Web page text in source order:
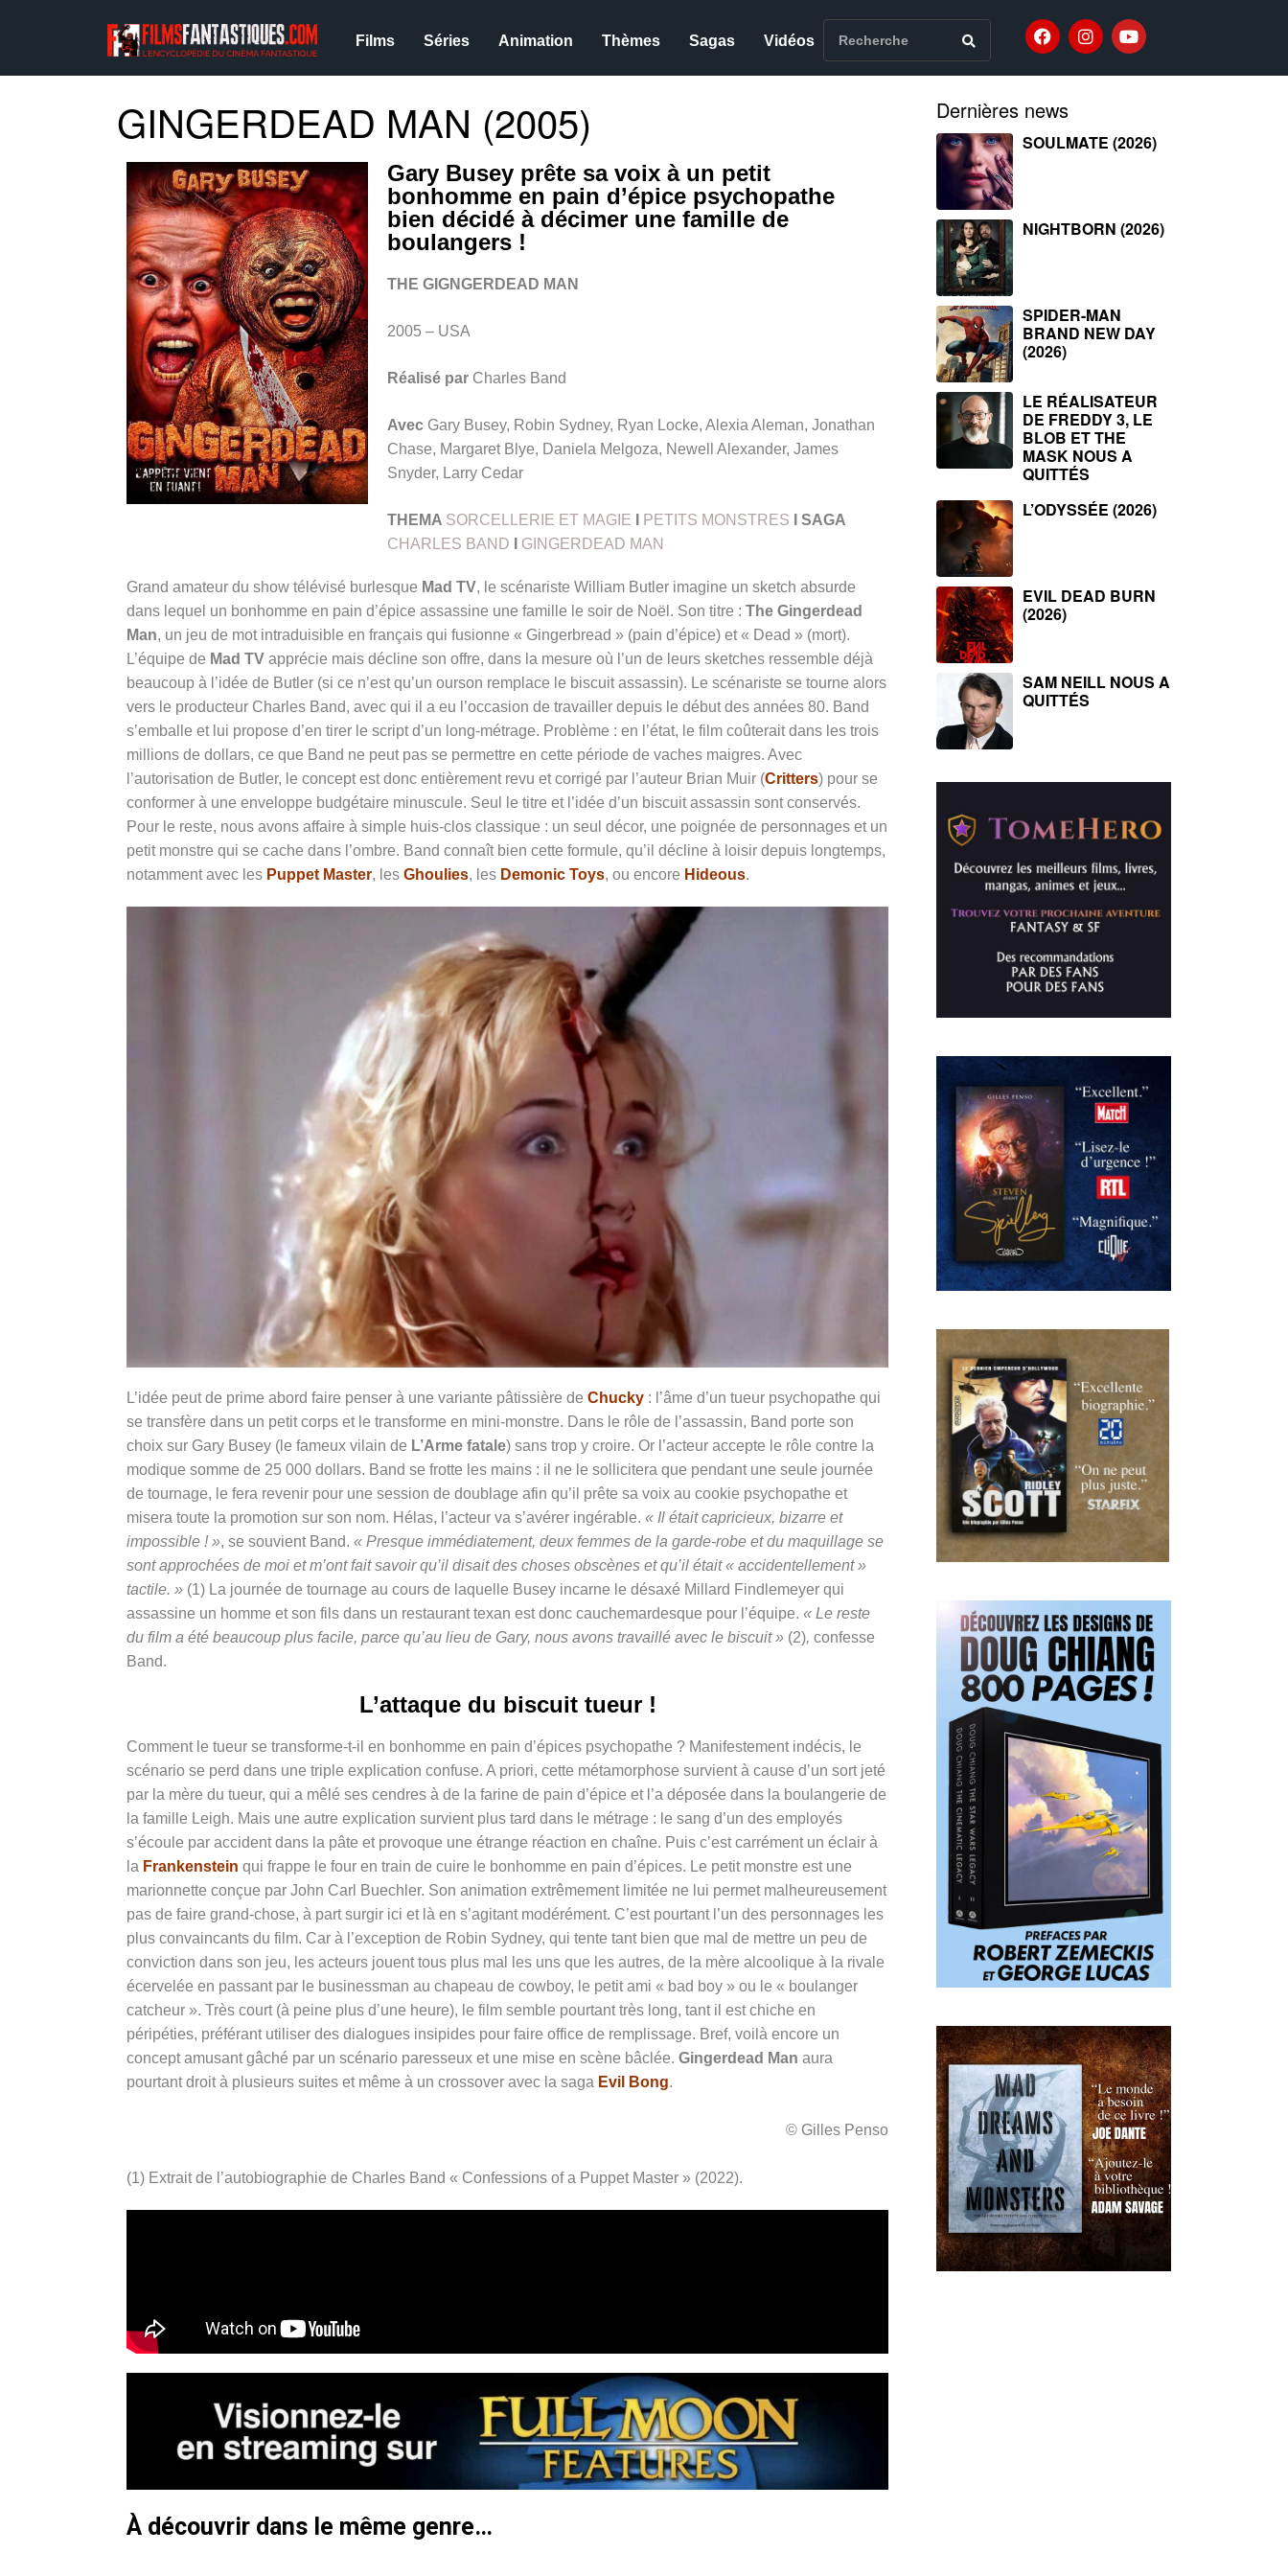
Films Séries Animation Thèmes Sagas Vidéos
GINGERDEAD MAN (2005)
Gary Busey prête sa voix à un petit
bonhomme en pain d’épice psychopathe
bien décidé à décimer une famille de
boulangers !
THE GIGNGERDEAD MAN
2005 – USA
Réalisé par Charles Band
Avec Gary Busey, Robin Sydney, Ryan Locke, Alexia Aleman, Jonathan
Chase, Margaret Blye, Daniela Melgoza, Newell Alexander, James
Snyder, Larry Cedar
THEMA SORCELLERIE ET MAGIE PETITS MONSTRES
I SAGA
CHARLES BAND
GINGERDEAD MAN
Grand amateur du show télévisé burlesque Mad TV, le scénariste William Butler imagine un sketch absurde
dans lequel un bonhomme en pain d’épice assassine une famille le soir de Noël. Son titre : The Gingerdead
Man, un jeu de mot intraduisible en français qui fusionne « Gingerbread » (pain d’épice) et « Dead » (mort).
L’équipe de Mad TV apprécie mais décline son offre, dans la mesure où l’un de leurs sketches ressemble déjà
beaucoup à l’idée de Butler (si ce n’est qu’un ourson remplace le biscuit assassin). Le scénariste se tourne alors
vers le producteur Charles Band, avec qui il a eu l’occasion de travailler depuis le début des années 80. Band
s’emballe et lui propose d’en tirer le script d’un long-métrage. Problème : en l’état, le film coûterait dans les trois
millions de dollars, ce que Band ne peut pas se permettre en cette période de vaches maigres. Avec
l’autorisation de Butler, le concept est donc entièrement revu et corrigé par l’auteur Brian Muir (Critters) pour se
conformer à une enveloppe budgétaire minuscule. Seul le titre et l’idée d’un biscuit assassin sont conservés.
Pour le reste, nous avons affaire à simple huis-clos classique : un seul décor, une poignée de personnages et un
petit monstre qui se cache dans l’ombre. Band connaît bien cette formule, qu’il décline à loisir depuis longtemps,
notamment avec les Puppet Master, les Ghoulies, les Demonic Toys, ou encore Hideous.
L’idée peut de prime abord faire penser à une variante pâtissière de Chucky : l’âme d’un tueur psychopathe qui
se transfère dans un petit corps et le transforme en mini-monstre. Dans le rôle de l’assassin, Band porte son
choix sur Gary Busey (le fameux vilain de L’Arme fatale) sans trop y croire. Or l’acteur accepte le rôle contre la
modique somme de 25 000 dollars. Band se frotte les mains : il ne le sollicitera que pendant une seule journée
de tournage, le fera revenir pour une session de doublage afin qu’il prête sa voix au cookie psychopathe et
misera toute la promotion sur son nom. Hélas, l’acteur va s’avérer ingérable. « Il était capricieux, bizarre et
impossible ! », se souvient Band. « Presque immédiatement, deux femmes de la garde-robe et du maquillage se
sont approchées de moi et m’ont fait savoir qu’il disait des choses obscènes et qu’il était « accidentellement »
tactile. » (1) La journée de tournage au cours de laquelle Busey incarne le désaxé Millard Findlemeyer qui
assassine un homme et son fils dans un restaurant texan est donc cauchemardesque pour l’équipe. « Le reste
du film a été beaucoup plus facile, parce qu’au lieu de Gary, nous avons travaillé avec le biscuit » (2), confesse
Band.
L’attaque du biscuit tueur !
Comment le tueur se transforme-t-il en bonhomme en pain d’épices psychopathe ? Manifestement indécis, le
scénario se perd dans une triple explication confuse. A priori, cette métamorphose survient à cause d’un sort jeté
par la mère du tueur, qui a mêlé ses cendres à de la farine de pain d’épice et l’a déposée dans la boulangerie de
la famille Leigh. Mais une autre explication survient plus tard dans le métrage : le sang d’un des employés
s’écoule par accident dans la pâte et provoque une étrange réaction en chaîne. Puis c’est carrément un éclair à
la Frankenstein qui frappe le four en train de cuire le bonhomme en pain d’épices. Le petit monstre est une
marionnette conçue par John Carl Buechler. Son animation extrêmement limitée ne lui permet malheureusement
pas de faire grand-chose, à part surgir ici et là en s’agitant modérément. C’est pourtant l’un des personnages les
plus convaincants du film. Car à l’exception de Robin Sydney, qui tente tant bien que mal de mettre un peu de
conviction dans son jeu, les acteurs jouent tous plus mal les uns que les autres, de la mère alcoolique à la rivale
écervelée en passant par le businessman au chapeau de cowboy, le petit ami « bad boy » ou le « boulanger
catcheur ». Très court (à peine plus d’une heure), le film semble pourtant très long, tant il est chiche en
péripéties, préférant utiliser des dialogues insipides pour faire office de remplissage. Bref, voilà encore un
concept amusant gâché par un scénario paresseux et une mise en scène bâclée. Gingerdead Man aura
pourtant droit à plusieurs suites et même à un crossover avec la saga Evil Bong.
© Gilles Penso
(1) Extrait de l’autobiographie de Charles Band « Confessions of a Puppet Master » (2022).
À découvrir dans le même genre…
Dernières news
SOULMATE (2026)
NIGHTBORN (2026)
SPIDER-MAN
BRAND NEW DAY
(2026)
LE RÉALISATEUR
DE FREDDY 3, LE
BLOB ET THE
MASK NOUS A
QUITTÉS
L’ODYSSÉE (2026)
EVIL DEAD BURN
(2026)
SAM NEILL NOUS A
QUITTÉS